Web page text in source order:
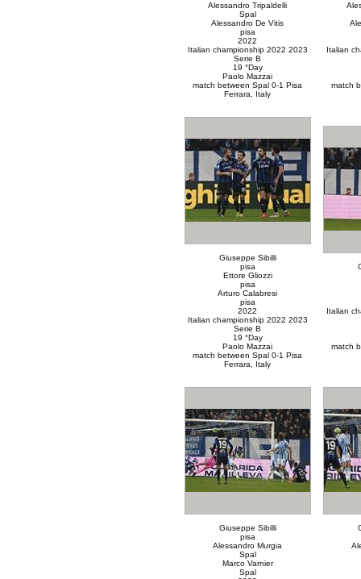
Alessandro Tripaldelli
Spal
Alessandro De Vitis
pisa
2022
Italian championship 2022 2023
Serie B
19 °Day
Paolo Mazzai
match between Spal 0-1 Pisa
Ferrara, Italy
Italian
match
Giuseppe Sibilli
pisa
Ettore Gliozzi
pisa
Arturo Calabresi
pisa
2022
Italian championship 2022 2023
Serie B
19 °Day
Paolo Mazzai
match between Spal 0-1 Pisa
Ferrara, Italy
Italian
match
Giuseppe Sibilli
pisa
Alessandro Murgia
Spal
Marco Varnier
Spal